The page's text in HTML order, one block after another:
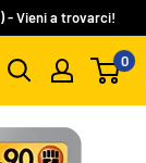
- Vieni a trovarci!
0